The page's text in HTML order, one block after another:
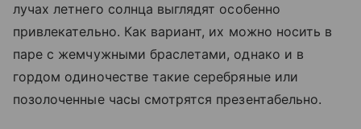
лучах летнего солнца выглядят особенно
привлекательно. Как вариант, их можно носить в
паре с жемчужными браслетами, однако и в
гордом одиночестве такие серебряные или
позолоченные часы смотрятся презентабельно.